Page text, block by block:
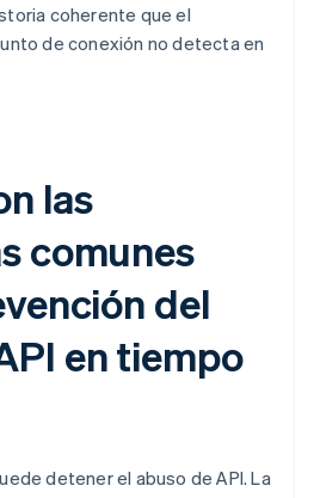
coherente que el
de conexión no detecta en
las
comunes
del
en tiempo
detener el abuso de API. La